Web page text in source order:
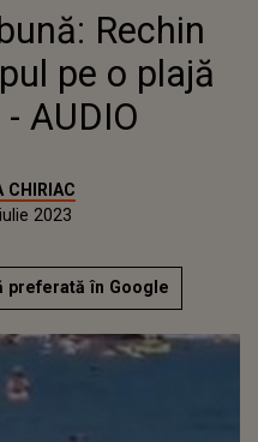
PLAJĂ DIN TURCIA -
Rechin
pe o plajă
AUDIO
CHIRIAC
2023
preferată în Google